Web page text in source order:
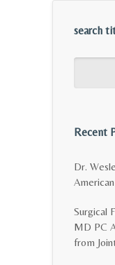
search
Recent
Dr.
Surgical
MD PC
from